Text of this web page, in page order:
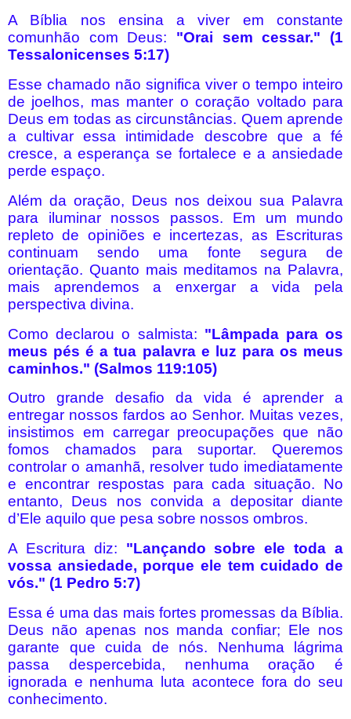
A Bíblia nos ensina a viver em constante
comunhão com Deus: "Orai sem cessar." (1
Tessalonicenses 5:17)
Esse chamado não significa viver o tempo inteiro
de joelhos, mas manter o coração voltado para
Deus em todas as circunstâncias. Quem aprende
a cultivar essa intimidade descobre que a fé
cresce, a esperança se fortalece e a ansiedade
perde espaço.
Além da oração, Deus nos deixou sua Palavra
para iluminar nossos passos. Em um mundo
repleto de opiniões e incertezas, as Escrituras
continuam sendo uma fonte segura de
orientação. Quanto mais meditamos na Palavra,
mais aprendemos a enxergar a vida pela
perspectiva divina.
Como declarou o salmista: "Lâmpada para os
meus pés é a tua palavra e luz para os meus
caminhos." (Salmos 119:105)
Outro grande desafio da vida é aprender a
entregar nossos fardos ao Senhor. Muitas vezes,
insistimos em carregar preocupações que não
fomos chamados para suportar. Queremos
controlar o amanhã, resolver tudo imediatamente
e encontrar respostas para cada situação. No
entanto, Deus nos convida a depositar diante
d’Ele aquilo que pesa sobre nossos ombros.
A Escritura diz: "Lançando sobre ele toda a
vossa ansiedade, porque ele tem cuidado de
vós." (1 Pedro 5:7)
Essa é uma das mais fortes promessas da Bíblia.
Deus não apenas nos manda confiar; Ele nos
garante que cuida de nós. Nenhuma lágrima
passa despercebida, nenhuma oração é
ignorada e nenhuma luta acontece fora do seu
conhecimento.